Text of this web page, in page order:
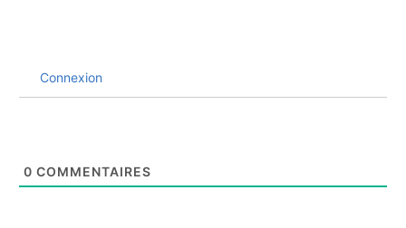
Connexion
0 COMMENTAIRES